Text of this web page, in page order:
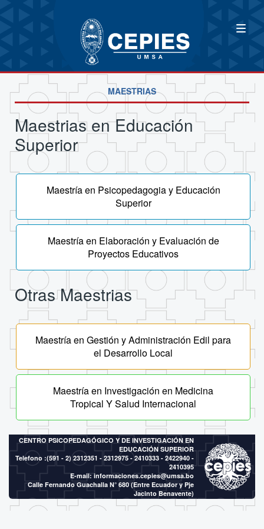
MAESTRIAS
Maestrias en Educación
Superior
Maestría en Psicopedagogia y Educación
Superior
Maestría en Elaboración y Evaluación de
Proyectos Educativos
Otras Maestrias
Maestría en Gestión y Administración Edil para
el Desarrollo Local
Maestría en Investigación en Medicina
Tropical Y Salud Internacional
CENTRO PSICOPEDAGÓGICO Y DE INVESTIGACIÓN EN
EDUCACIÓN SUPERIOR
Telefono :(591 - 2) 2312351 - 2312975 - 2410333 - 2422940 -
2410395
E-mail: informaciones.cepies@umsa.bo
Calle Fernando Guachalla N° 680 (Entre Ecuador y Pje
Jacinto Benavente)